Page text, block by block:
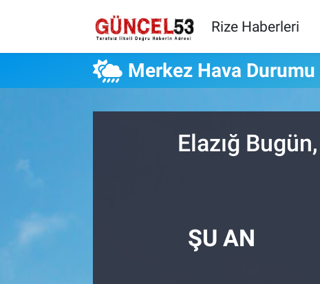
Rize Haberleri
Merkez Hava Durumu
Elazığ
ŞU AN